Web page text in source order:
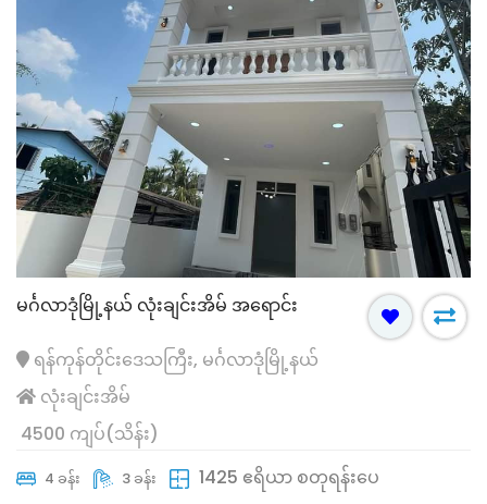
မင်္ဂလာဒုံမြို့နယ် လုံးချင်းအိမ် အရောင်း
ရန်ကုန်တိုင်းဒေသကြီး, မင်္ဂလာဒုံမြို့နယ်
လုံးချင်းအိမ်
4500 ကျပ်(သိန်း)
4 ခန်း 3 ခန်း 1425 ဧရိယာ စတုရန်းပေ